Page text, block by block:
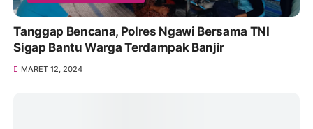
Tanggap Bencana, Polres Ngawi Bersama TNI
Sigap Bantu Warga Terdampak Banjir
MARET 12, 2024